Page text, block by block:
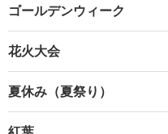
ゴールデンウィーク
花火大会
夏休み（夏祭り）